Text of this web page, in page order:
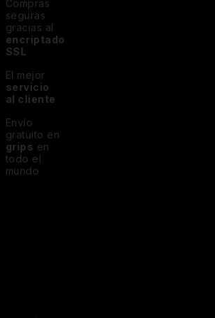
Compras
seguras
gracias al
encriptado
SSL
El mejor
servicio
al cliente
Envío
gratuito en
grips en
todo el
mundo